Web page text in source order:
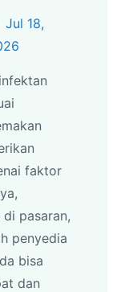
Jul 18,
faktor
pasaran,
penyedia
bisa
dan